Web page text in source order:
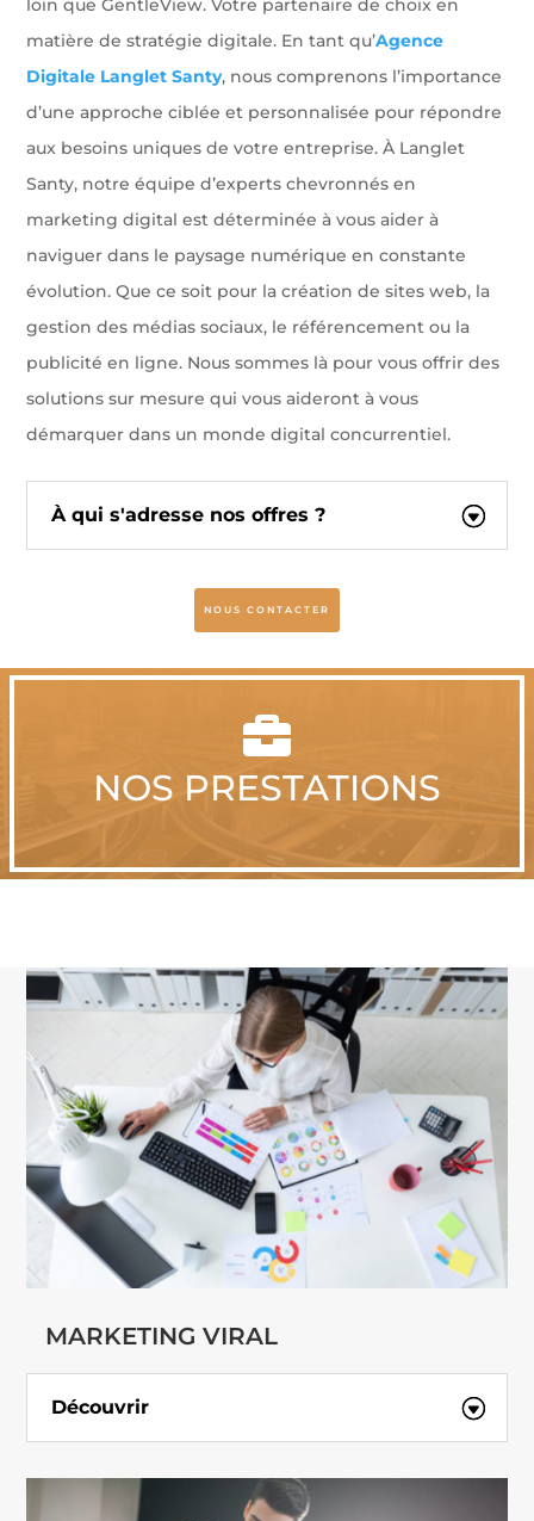
loin que GentleView. Votre partenaire de choix en
matière de stratégie digitale. En tant qu’Agence
Digitale Langlet Santy, nous comprenons l’importance
d’une approche ciblée et personnalisée pour répondre
aux besoins uniques de votre entreprise. À Langlet
Santy, notre équipe d’experts chevronnés en
marketing digital est déterminée à vous aider à
naviguer dans le paysage numérique en constante
évolution. Que ce soit pour la création de sites web, la
gestion des médias sociaux, le référencement ou la
publicité en ligne. Nous sommes là pour vous offrir des
solutions sur mesure qui vous aideront à vous
démarquer dans un monde digital concurrentiel.
À qui s'adresse nos offres ?
NOUS CONTACTER

NOS PRESTATIONS
MARKETING VIRAL
Découvrir